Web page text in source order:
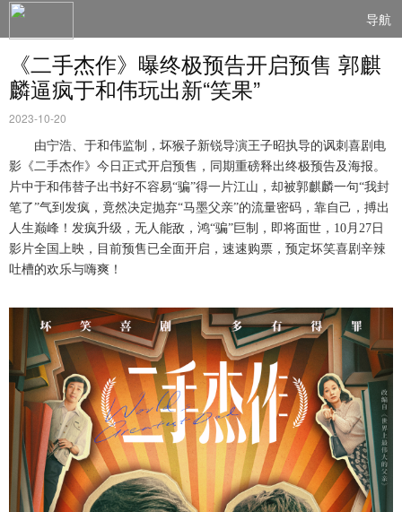
导航
《二手杰作》曝终极预告开启预售 郭麒
麟逼疯于和伟玩出新“笑果”
2023-10-20
由宁浩、于和伟监制，坏猴子新锐导演王子昭执导的讽刺 喜剧电
影《二手杰作》今日正式开启预售，同期重磅释出终极预告及海报。
片中于和伟替子出书好不容易“骗”得一片江山，却被郭麒麟一句“我封
笔了”气到发疯，竟然决定抛弃“马墨父亲”的流量密码，靠自己 ， 搏出
人生巅峰 ！发疯升级，无人能敌，鸿“骗”巨制，即将面世，10月 27 日
影片全国上映，目前预售已全面开启，速速购票，预定坏笑喜剧辛辣
吐槽的欢乐与嗨爽！